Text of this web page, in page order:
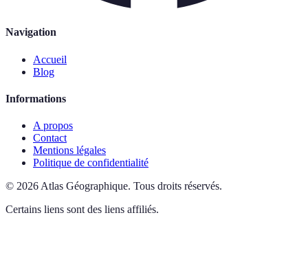
Navigation
Accueil
Blog
Informations
A propos
Contact
Mentions légales
Politique de confidentialité
© 2026 Atlas Géographique. Tous droits réservés.
Certains liens sont des liens affiliés.